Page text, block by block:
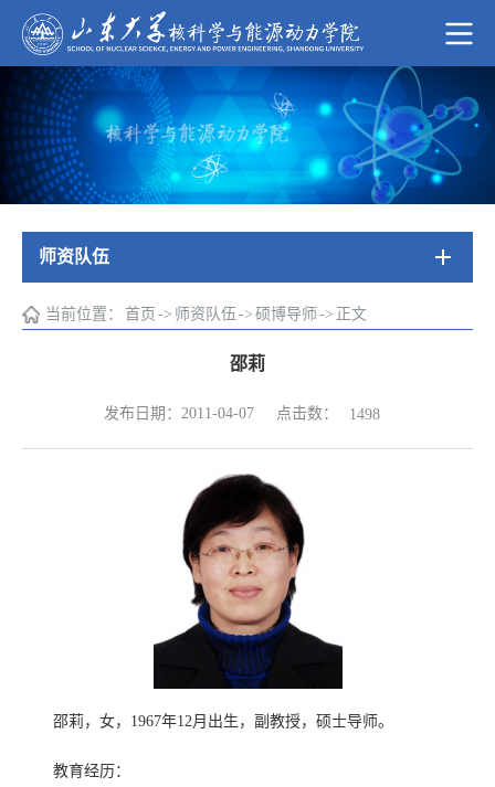
师资队伍
当前位置： 首页 -> 师资队伍 -> 硕博导师 -> 正文
邵莉
发布日期：2011-04-07 点击数： 1498
邵莉，女，1967年12月出生，副教授，硕士导师。
教育经历：